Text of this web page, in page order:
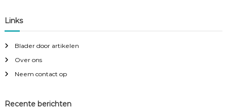
Links
Blader door artikelen
Over ons
Neem contact op
Recente berichten